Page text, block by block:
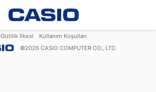
Gizlilik İlkesi
Kullanım Koşulları
©2026 CASIO COMPUTER CO., LTD.